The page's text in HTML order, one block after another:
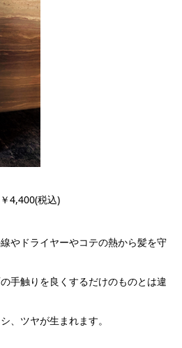
4,400(税込)
やドライヤーやコテの熱から髪を守
手触りを良くするだけのものとは違
、ツヤが生まれます。